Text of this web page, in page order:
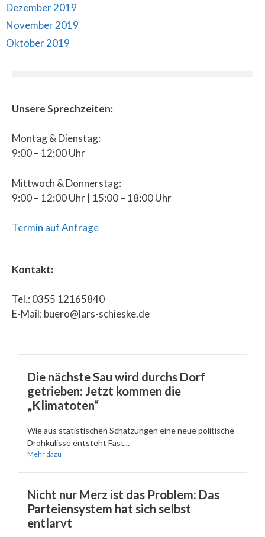
Dezember 2019
November 2019
Oktober 2019
Unsere Sprechzeiten:
Montag & Dienstag:
9:00 – 12:00 Uhr
Mittwoch & Donnerstag:
9:00 – 12:00 Uhr | 15:00 – 18:00 Uhr
Termin auf Anfrage
Kontakt:
Tel.: 0355 12165840
E-Mail: buero@lars-schieske.de
Die nächste Sau wird durchs Dorf
getrieben: Jetzt kommen die
„Klimatoten“
Wie aus statistischen Schätzungen eine neue politische
Drohkulisse entsteht Fast...
Mehr dazu
Nicht nur Merz ist das Problem: Das
Parteiensystem hat sich selbst
entlarvt